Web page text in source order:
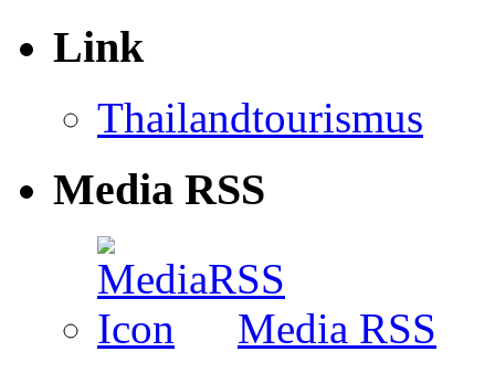
Link
Thailandtourismus
Media RSS
Media RSS